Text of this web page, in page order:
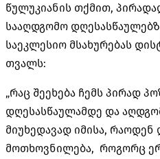
წულუკიანის თქმით,
სააღდგომო
საეკლესიო მსახურებას
თვალს:
„რაც შეეხება ჩემს პირად
დღესასწაულამდე და
მიუხედავად იმისა,
მოთხოვნილება, როგორც